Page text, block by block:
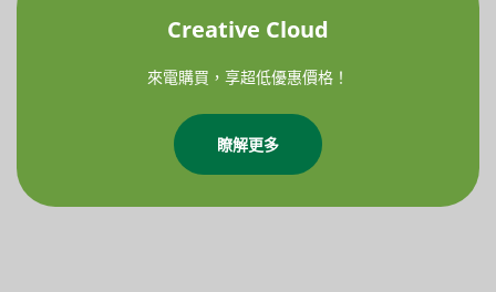
Creative Cloud
來電購買，享超低優惠價格！
瞭解更多